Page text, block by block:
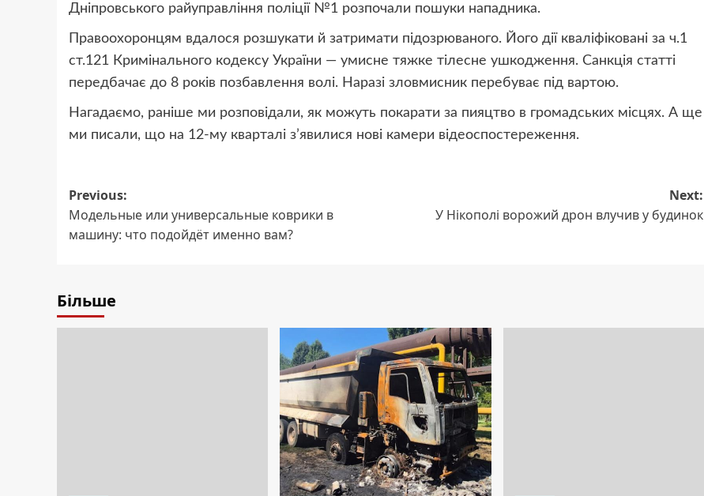
Дніпровського райуправління поліції №1 розпочали пошуки нападника.
Правоохоронцям вдалося розшукати й затримати підозрюваного. Його дії кваліфіковані за ч.1
ст.121 Кримінального кодексу України — умисне тяжке тілесне ушкодження. Санкція статті
передбачає до 8 років позбавлення волі. Наразі зловмисник перебуває під вартою.
Нагадаємо, раніше ми розповідали, як можуть покарати за пияцтво в громадських місцях. А ще
ми писали, що на 12-му кварталі з’явилися нові камери відеоспостереження.
Post
navigation
Previous:
Модельные или универсальные коврики в
машину: что подойдёт именно вам?
Next:
У Нікополі ворожий дрон влучив у будинок
Більше